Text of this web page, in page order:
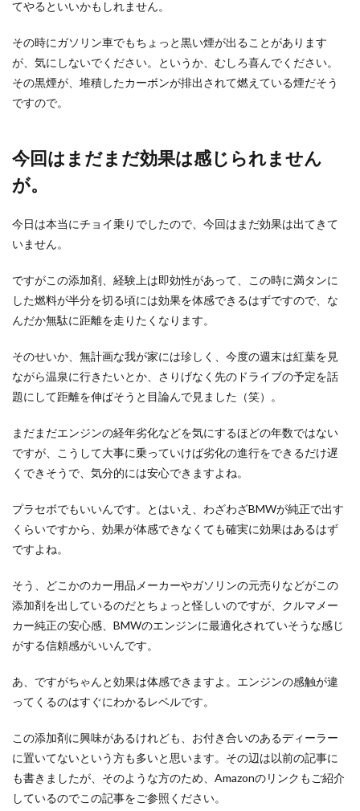
てやるといいかもしれません。
その時にガソリン車でもちょっと黒い煙が出ることがあります
が、気にしないでください。というか、むしろ喜んでください。
その黒煙が、堆積したカーボンが排出されて燃えている煙だそう
ですので。
今回はまだまだ効果は感じられません
が。
今日は本当にチョイ乗りでしたので、今回はまだ効果は出てきて
いません。
ですがこの添加剤、経験上は即効性があって、この時に満タンに
した燃料が半分を切る頃には効果を体感できるはずですので、な
んだか無駄に距離を走りたくなります。
そのせいか、無計画な我が家には珍しく、今度の週末は紅葉を見
ながら温泉に行きたいとか、さりげなく先のドライブの予定を話
題にして距離を伸ばそうと目論んで見ました（笑）。
まだまだエンジンの経年劣化などを気にするほどの年数ではない
ですが、こうして大事に乗っていけば劣化の進行をできるだけ遅
くできそうで、気分的には安心できますよね。
プラセボでもいいんです。とはいえ、わざわざBMWが純正で出す
くらいですから、効果が体感できなくても確実に効果はあるはず
ですよね。
そう、どこかのカー用品メーカーやガソリンの元売りなどがこの
添加剤を出しているのだとちょっと怪しいのですが、クルマメー
カー純正の安心感、BMWのエンジンに最適化されていそうな感じ
がする信頼感がいいんです。
あ、ですがちゃんと効果は体感できますよ。エンジンの感触が違
ってくるのはすぐにわかるレベルです。
この添加剤に興味があるけれども、お付き合いのあるディーラー
に置いてないという方も多いと思います。その辺は以前の記事に
も書きましたが、そのような方のため、Amazonのリンクもご紹介
しているのでこの記事をご参照ください。